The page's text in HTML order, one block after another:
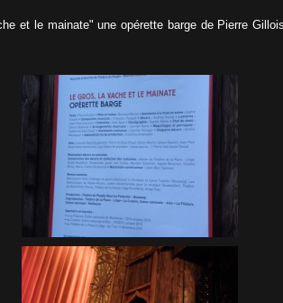
et le mainate" une opérette barge de Pierre